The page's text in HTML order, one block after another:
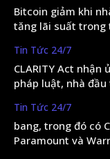
Bitcoin giảm khi
tăng lãi suất trong
Tin Tức 24/7
CLARITY Act
pháp luật, nhà
Tin Tức 24/7
bang, trong đó có
Paramount và